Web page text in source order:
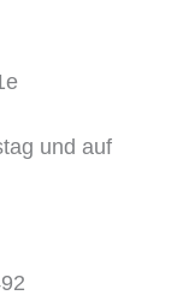
und auf